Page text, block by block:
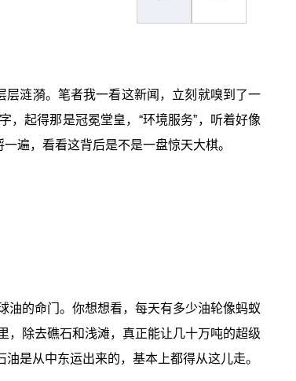
涟漪。笔者我一看这新闻，立刻就嗅到了一
起得那是冠冕堂皇，“环境服务”，听着好像
遍，看看这背后是不是一盘惊天大棋。
油的命门。你想想看，每天有多少油轮像蚂蚁
，除去礁石和浅滩，真正能让几十万吨的超级
是从中东运出来的，基本上都得从这儿走。